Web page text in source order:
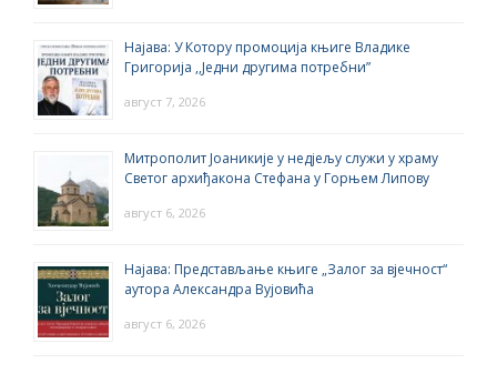
Најава: У Котору промоција књиге Владике
Григорија ,,Једни другима потребни”
август 7, 2026
Митрополит Јоаникије у недјељу служи у храму
Светог архиђакона Стефана у Горњем Липову
август 6, 2026
Најава: Представљање књиге „Залог за вјечност“
аутора Александра Вујовића
август 6, 2026